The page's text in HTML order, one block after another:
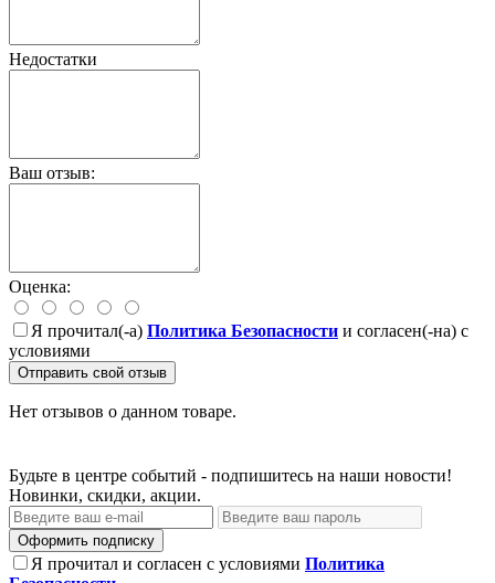
Недостатки
Ваш отзыв:
Оценка:
Я прочитал(-а) Политика Безопасности и согласен(-на) с
условиями
Отправить свой отзыв
Нет отзывов о данном товаре.
Будьте в центре событий - подпишитесь на наши новости!
Новинки, скидки, акции.
Оформить подписку
Я прочитал и согласен с условиями Политика